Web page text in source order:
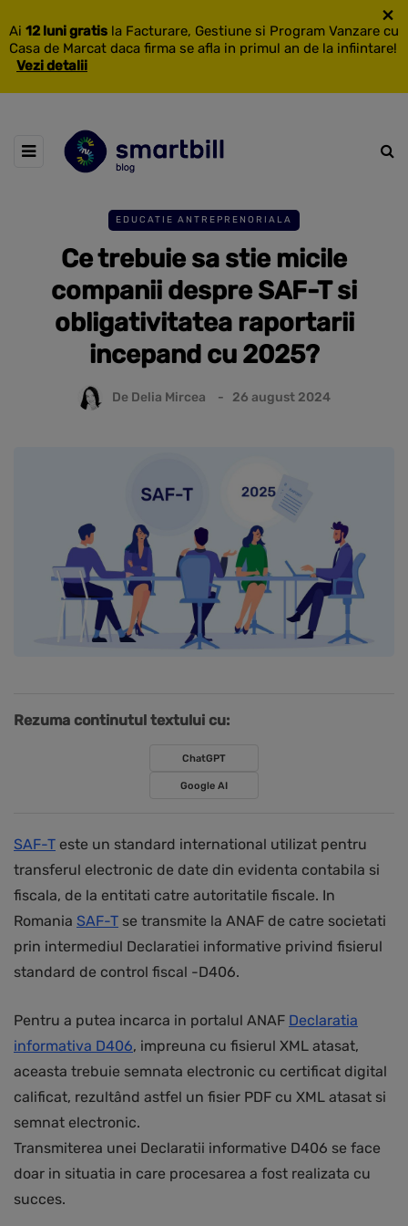
Ai 12 luni gratis la Facturare, Gestiune si Program Vanzare cu
Casa de Marcat daca firma se afla in primul an de la infiintare!
Vezi detalii
×
EDUCATIE ANTREPRENORIALA
Ce trebuie sa stie micile
companii despre SAF-T si
obligativitatea raportarii
incepand cu 2025?
De Delia Mircea 26 august 2024
Rezuma continutul textului cu:
ChatGPT
Google AI
SAF-T este un standard international utilizat pentru
transferul electronic de date din evidenta contabila si
fiscala, de la entitati catre autoritatile fiscale. In
Romania SAF-T se transmite la ANAF de catre societati
prin intermediul Declaratiei informative privind fisierul
standard de control fiscal -D406.
Pentru a putea incarca in portalul ANAF Declaratia
informativa D406, impreuna cu fisierul XML atasat,
aceasta trebuie semnata electronic cu certificat digital
calificat, rezultând astfel un fisier PDF cu XML atasat si
semnat electronic.
Transmiterea unei Declaratii informative D406 se face
doar in situatia in care procesarea a fost realizata cu
succes.